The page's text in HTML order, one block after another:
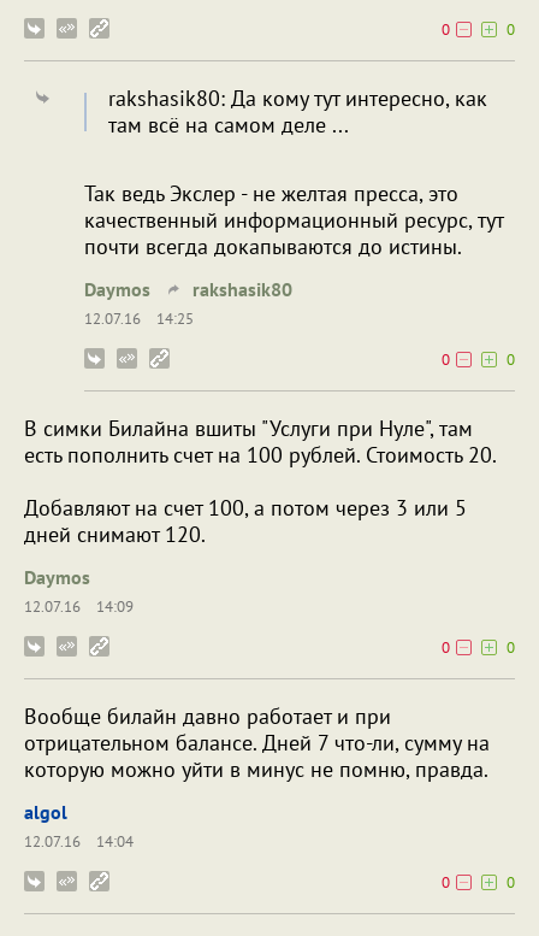
0
0
rakshasik80: Да кому тут интересно, как
там всё на самом деле ...
Так ведь Экслер - не желтая пресса, это
качественный информационный ресурс, тут
почти всегда докапываются до истины.
Daymos rakshasik80
12.07.16
14:25
0
0
В симки Билайна вшиты "Услуги при Нуле", там
есть пополнить счет на 100 рублей. Стоимость 20.
Добавляют на счет 100, а потом через 3 или 5
дней снимают 120.
Daymos
12.07.16
14:09
0
0
Вообще билайн давно работает и при
отрицательном балансе. Дней 7 что-ли, сумму на
которую можно уйти в минус не помню, правда.
algol
12.07.16
14:04
0
0